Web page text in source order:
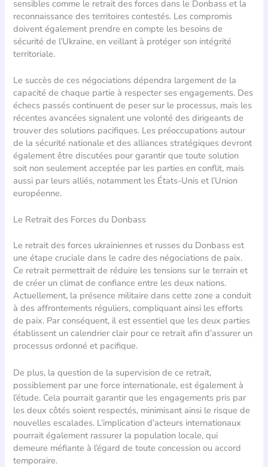
sensibles comme le retrait des forces dans le Donbass et la
reconnaissance des territoires contestés. Les compromis
doivent également prendre en compte les besoins de
sécurité de l’Ukraine, en veillant à protéger son intégrité
territoriale.
Le succès de ces négociations dépendra largement de la
capacité de chaque partie à respecter ses engagements. Des
échecs passés continuent de peser sur le processus, mais les
récentes avancées signalent une volonté des dirigeants de
trouver des solutions pacifiques. Les préoccupations autour
de la sécurité nationale et des alliances stratégiques devront
également être discutées pour garantir que toute solution
soit non seulement acceptée par les parties en conflit, mais
aussi par leurs alliés, notamment les États-Unis et l’Union
européenne.
Le Retrait des Forces du Donbass
Le retrait des forces ukrainiennes et russes du Donbass est
une étape cruciale dans le cadre des négociations de paix.
Ce retrait permettrait de réduire les tensions sur le terrain et
de créer un climat de confiance entre les deux nations.
Actuellement, la présence militaire dans cette zone a conduit
à des affrontements réguliers, compliquant ainsi les efforts
de paix. Par conséquent, il est essentiel que les deux parties
établissent un calendrier clair pour ce retrait afin d’assurer un
processus ordonné et pacifique.
De plus, la question de la supervision de ce retrait,
possiblement par une force internationale, est également à
l’étude. Cela pourrait garantir que les engagements pris par
les deux côtés soient respectés, minimisant ainsi le risque de
nouvelles escalades. L’implication d’acteurs internationaux
pourrait également rassurer la population locale, qui
demeure méfiante à l’égard de toute concession ou accord
temporaire.